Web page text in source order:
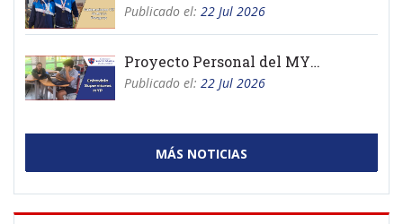
Publicado el: 22 Jul 2026
Proyecto Personal del MYP 2026
Publicado el: 22 Jul 2026
MÁS NOTICIAS